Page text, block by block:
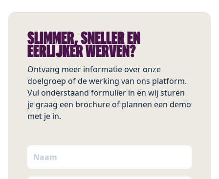
SLIMMER, SNELLER EN
EERLIJKER WERVEN?
Ontvang meer informatie over onze
doelgroep of de werking van ons platform.
Vul onderstaand formulier in en wij sturen
je graag een brochure of plannen een demo
met je in.